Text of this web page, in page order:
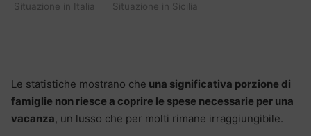
Situazione in Italia Situazione in Sicilia
Le statistiche mostrano che una significativa porzione di
famiglie non riesce a coprire le spese necessarie per una
vacanza, un lusso che per molti rimane irraggiungibile.